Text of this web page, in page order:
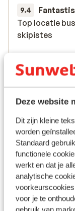
Deze website
Dit zijn kleine
worden
Standaard
functionele
werkt en dat je
analytische
voor je te
9.4
Top locatie
skipistes
Top locatie
skipistes
Anoniem
Ligging